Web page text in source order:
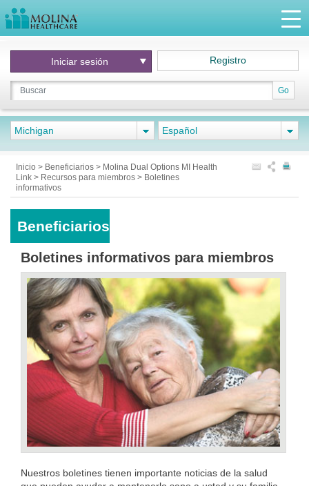
Go
Iniciar sesión Registro
Michigan Español
Inicio > Beneficiarios > Molina Dual Options MI Health
Link > Recursos para miembros > Boletines
informativos
Beneficiarios
Boletines informativos para miembros
Nuestros boletines tienen importante noticias de la salud